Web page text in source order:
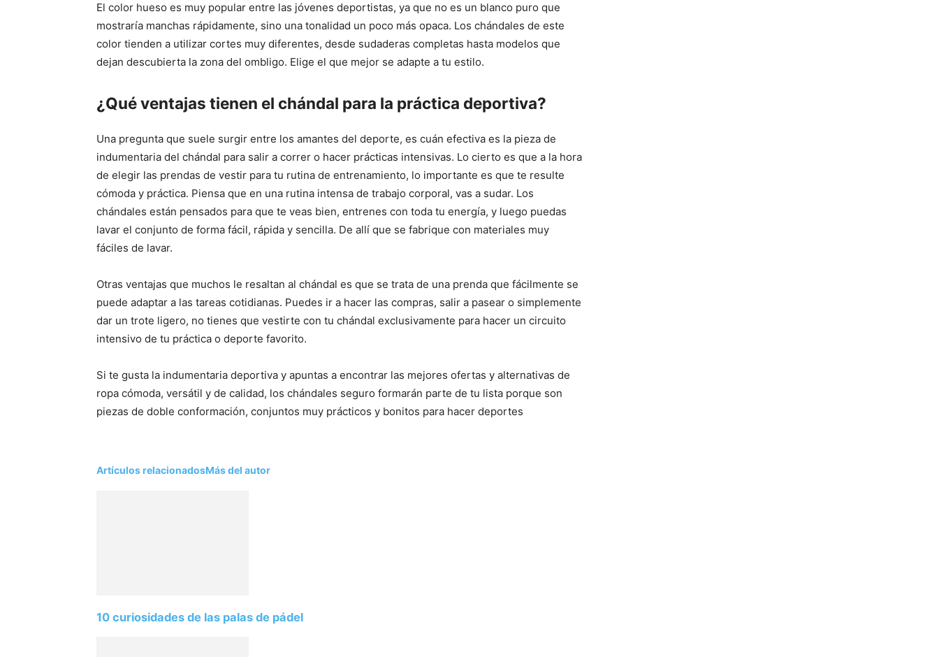
El color hueso es muy popular entre las jóvenes deportistas, ya que no es un blanco puro que
mostraría manchas rápidamente, sino una tonalidad un poco más opaca. Los chándales de este
color tienden a utilizar cortes muy diferentes, desde sudaderas completas hasta modelos que
dejan descubierta la zona del ombligo. Elige el que mejor se adapte a tu estilo.
¿Qué ventajas tienen el chándal para la práctica deportiva?
Una pregunta que suele surgir entre los amantes del deporte, es cuán efectiva es la pieza de
indumentaria del chándal para salir a correr o hacer prácticas intensivas. Lo cierto es que a la hora
de elegir las prendas de vestir para tu rutina de entrenamiento, lo importante es que te resulte
cómoda y práctica. Piensa que en una rutina intensa de trabajo corporal, vas a sudar. Los
chándales están pensados para que te veas bien, entrenes con toda tu energía, y luego puedas
lavar el conjunto de forma fácil, rápida y sencilla. De allí que se fabrique con materiales muy
fáciles de lavar.
Otras ventajas que muchos le resaltan al chándal es que se trata de una prenda que fácilmente se
puede adaptar a las tareas cotidianas. Puedes ir a hacer las compras, salir a pasear o simplemente
dar un trote ligero, no tienes que vestirte con tu chándal exclusivamente para hacer un circuito
intensivo de tu práctica o deporte favorito.
Si te gusta la indumentaria deportiva y apuntas a encontrar las mejores ofertas y alternativas de
ropa cómoda, versátil y de calidad, los chándales seguro formarán parte de tu lista porque son
piezas de doble conformación, conjuntos muy prácticos y bonitos para hacer deportes
Artículos relacionadosMás del autor
10 curiosidades de las palas de pádel